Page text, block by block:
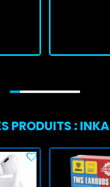
PRODUITS :